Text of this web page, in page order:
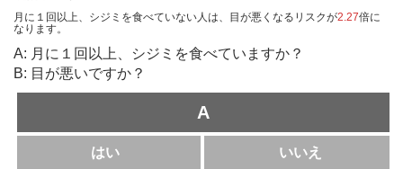
月に１回以上、シジミを食べていない人は、目が悪くなるリスクが2.27倍に
なります。
A: 月に１回以上、シジミを食べていますか？
B: 目が悪いですか？
A
はい いいえ